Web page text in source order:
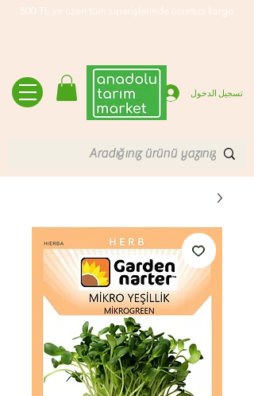
500 TL ve üzeri tüm siparişlerinde ücretsiz kargo
تسجيل الدخول